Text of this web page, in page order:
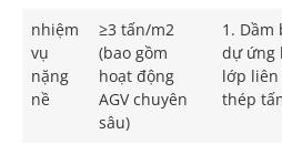
nhiệm
vụ
nặng
nề
≥3 tấn/m2
(bao gồm
hoạt động
AGV chuyên
sâu)
1. Dầm
dự ứng
lớp
thép